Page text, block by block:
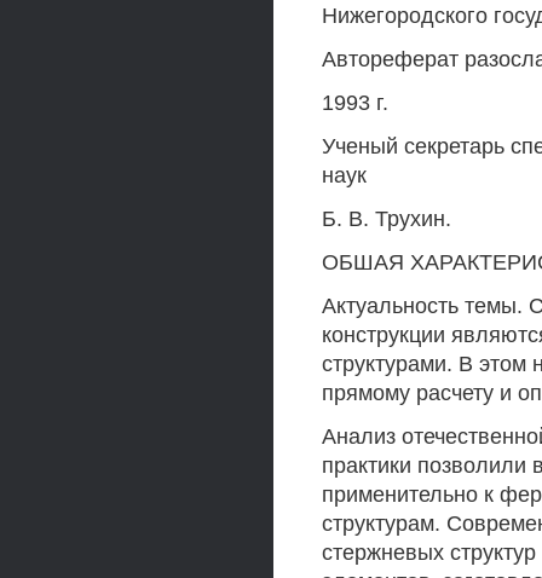
Нижегородского
Автореферат
1993 г.
Ученый секретарь
наук
Б. В. Трухин.
ОБШАЯ
Актуальность темы.
конструкции
структурами. В этом
прямому расчету и
Анализ
практики позволили
применительно к
структурам.
стержневых